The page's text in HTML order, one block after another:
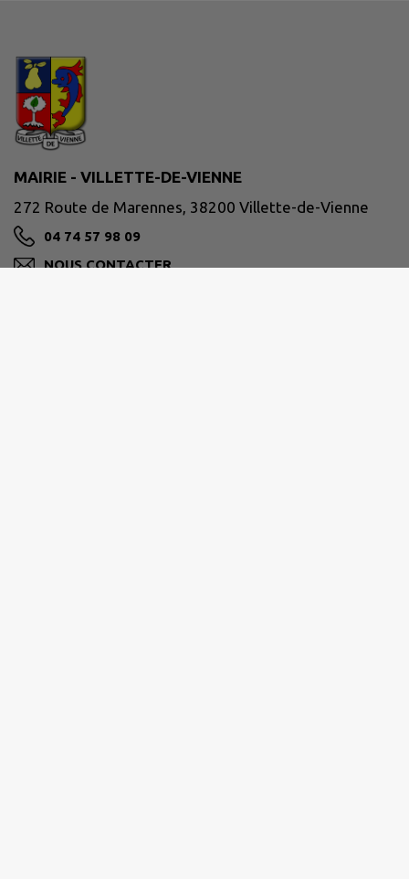
MAIRIE - VILLETTE-DE-VIENNE
272 Route de Marennes, 38200 Villette-de-Vienne
04 74 57 98 09
NOUS CONTACTER